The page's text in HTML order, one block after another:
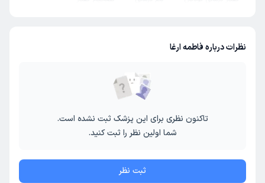
نظرات درباره فاطمه ارغا
تاکنون نظری برای این پزشک ثبت نشده است.
شما اولین نظر را ثبت کنید.
ثبت نظر